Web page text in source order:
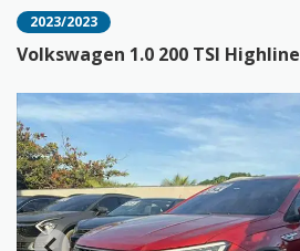
2023/2023
Volkswagen 1.0 200 TSI Highline